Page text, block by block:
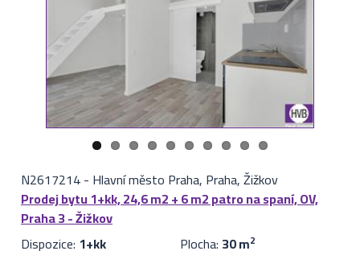
N2617214- Hlavní město Praha, Praha, Žižkov
Prodej bytu 1+kk, 24,6 m2 + 6 m2 patro na spaní, OV,
Praha 3 - Žižkov
Dispozice: 1+kk Plocha: 30 m2